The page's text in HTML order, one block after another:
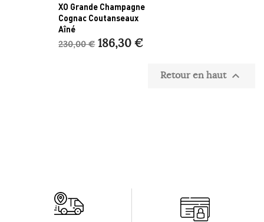
XO Grande Champagne
Cognac Coutanseaux
Aîné
230,00 € 186,30 €
Retour en haut 